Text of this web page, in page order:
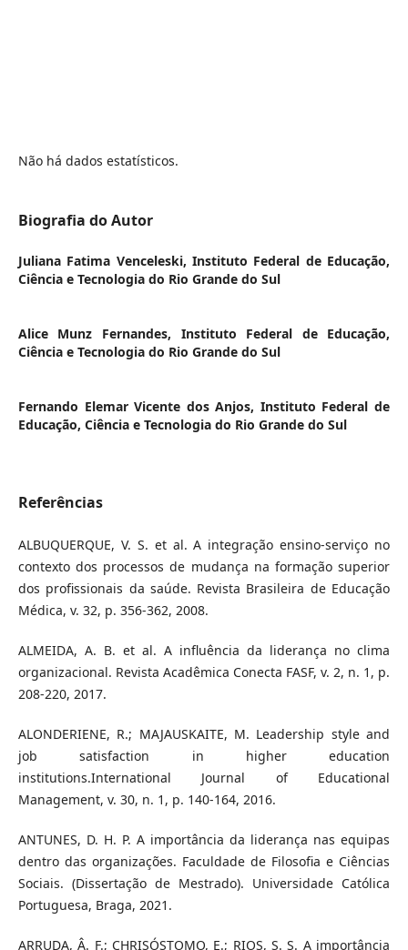
Não há dados estatísticos.
Biografia do Autor
Juliana Fatima Venceleski, Instituto Federal de Educação,
Ciência e Tecnologia do Rio Grande do Sul
Alice Munz Fernandes, Instituto Federal de Educação,
Ciência e Tecnologia do Rio Grande do Sul
Fernando Elemar Vicente dos Anjos, Instituto Federal de
Educação, Ciência e Tecnologia do Rio Grande do Sul
Referências
ALBUQUERQUE, V. S. et al. A integração ensino-serviço no
contexto dos processos de mudança na formação superior
dos profissionais da saúde. Revista Brasileira de Educação
Médica, v. 32, p. 356-362, 2008.
ALMEIDA, A. B. et al. A influência da liderança no clima
organizacional. Revista Acadêmica Conecta FASF, v. 2, n. 1, p.
208-220, 2017.
ALONDERIENE, R.; MAJAUSKAITE, M. Leadership style and
job satisfaction in higher education
institutions.International Journal of Educational
Management, v. 30, n. 1, p. 140-164, 2016.
ANTUNES, D. H. P. A importância da liderança nas equipas
dentro das organizações. Faculdade de Filosofia e Ciências
Sociais. (Dissertação de Mestrado). Universidade Católica
Portuguesa, Braga, 2021.
ARRUDA, Â. F.; CHRISÓSTOMO, E.; RIOS, S. S. A importância